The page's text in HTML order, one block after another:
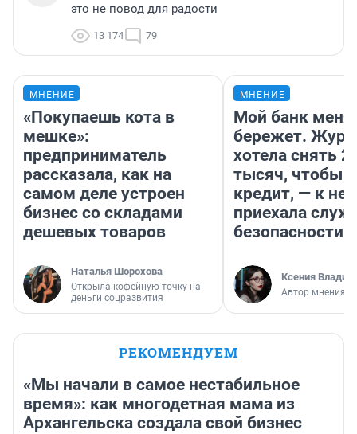
это не повод для радости
13 174 79
МНЕНИЕ
«Покупаешь кота в
мешке»:
предприниматель
рассказала, как на
самом деле устроен
бизнес со складами
дешевых товаров
Наталья Шорохова
Открыла кофейную точку на
деньги соцразвития
МНЕНИЕ
Мой банк меня
бережет.
хотела снять
тысяч, чтобы
кредит, — к
приехала
безопасности
Ксения
Автор мнения
РЕКОМЕНДУЕМ
«Мы начали в самое нестабильное
время»: как многодетная мама из
Архангельска создала свой бизнес